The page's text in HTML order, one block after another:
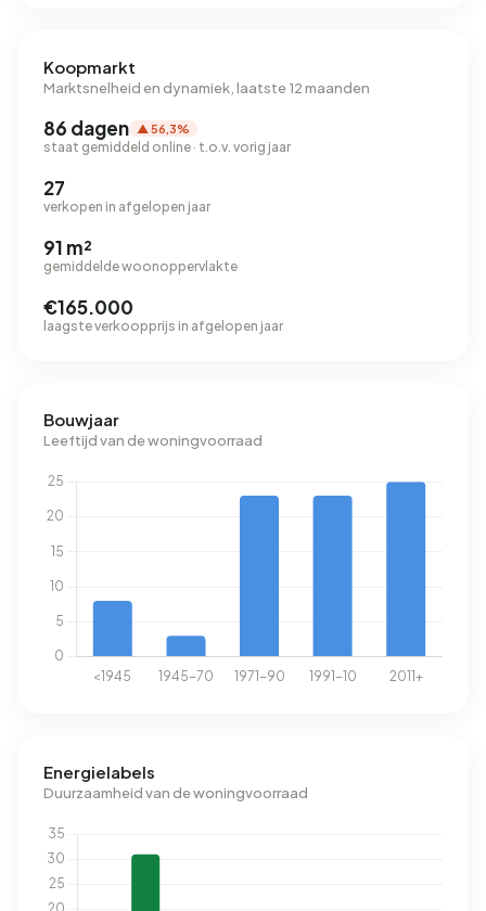
Koopmarkt
Marktsnelheid en dynamiek, laatste 12 maanden
86 dagen ▲ 56,3%
staat gemiddeld online · t.o.v. vorig jaar
27
verkopen in afgelopen jaar
91 m²
gemiddelde woonoppervlakte
€165.000
laagste verkoopprijs in afgelopen jaar
Bouwjaar
Leeftijd van de woningvoorraad
Energielabels
Duurzaamheid van de woningvoorraad